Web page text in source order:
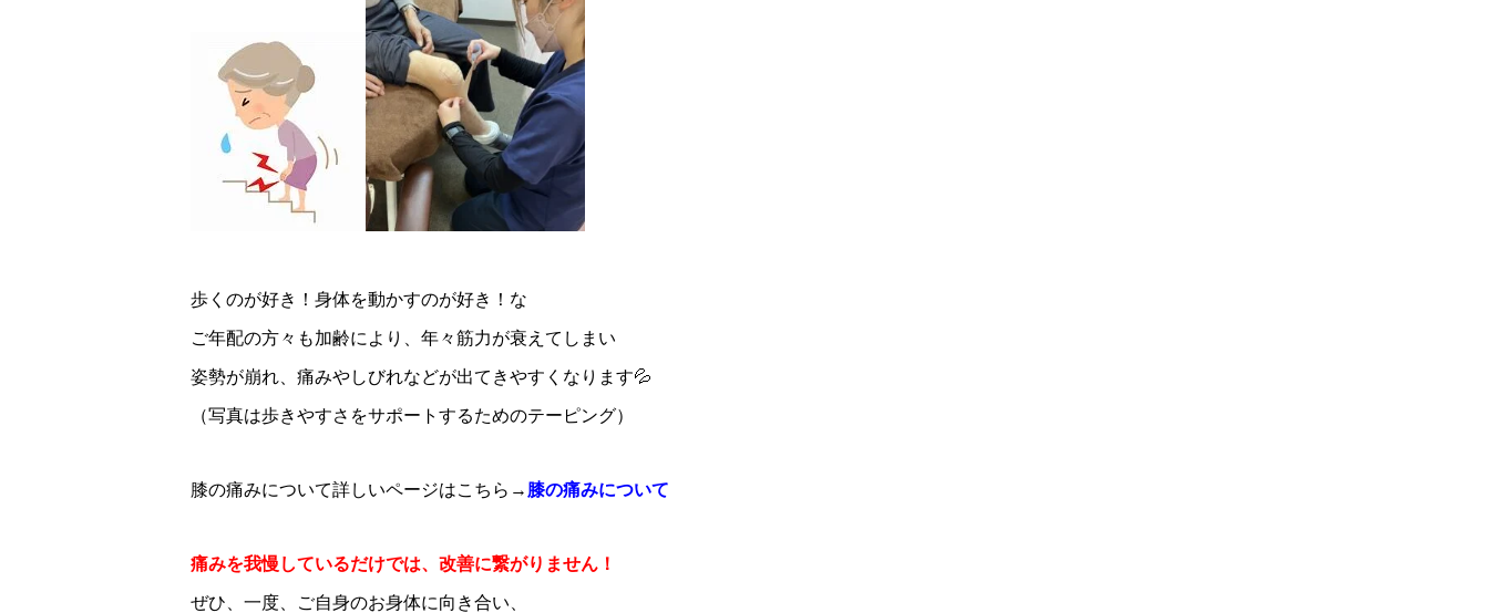
歩くのが好き！身体を動かすのが好き！な
ご年配の方々も加齢により、年々筋力が衰えてしまい
姿勢が崩れ、痛みやしびれなどが出てきやすくなります💦
（写真は歩きやすさをサポートするためのテーピング）
膝の痛みについて詳しいページはこちら→ 膝の痛みについて
痛みを我慢しているだけでは、改善に繋がりません！
ぜひ、一度、ご自身のお身体に向き合い、